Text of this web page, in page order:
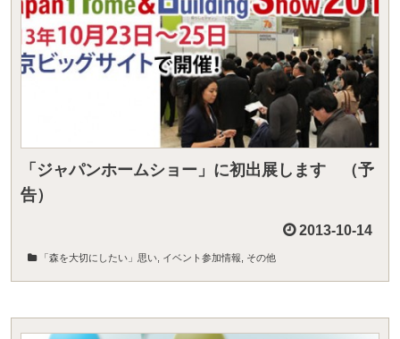
「ジャパンホームショー」に初出展します （予
告）
2013-10-14
「森を大切にしたい」思い イベント参加情報 その他